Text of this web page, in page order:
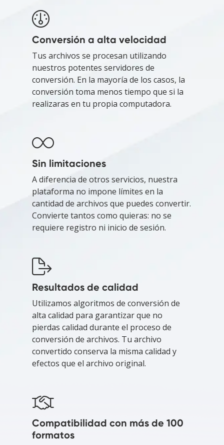
Conversión a alta velocidad
Tus archivos se procesan utilizando
nuestros potentes servidores de
conversión. En la mayoría de los casos, la
conversión toma menos tiempo que si la
realizaras en tu propia computadora.
Sin limitaciones
A diferencia de otros servicios, nuestra
plataforma no impone límites en la
cantidad de archivos que puedes convertir.
Convierte tantos como quieras: no se
requiere registro ni inicio de sesión.
Resultados de calidad
Utilizamos algoritmos de conversión de
alta calidad para garantizar que no
pierdas calidad durante el proceso de
conversión de archivos. Tu archivo
convertido conserva la misma calidad y
efectos que el archivo original.
Compatibilidad con más de 100
formatos